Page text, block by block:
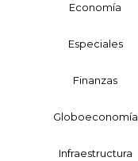
Economía
Especiales
Finanzas
Globoeconomía
Infraestructura